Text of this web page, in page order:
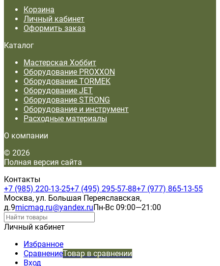
Корзина
Личный кабинет
Оформить заказ
Каталог
Мастерская Хоббит
Оборудование PROXXON
Оборудование TORMEK
Оборудование JET
Оборудование STRONG
Оборудование и инструмент
Расходные материалы
О компании
© 2026
Полная версия сайта
Контакты
+7 (985) 220-13-25+7 (495) 295-57-88+7 (977) 865-13-55
Москва, ул. Большая Переяславская,
д.9micmag.ru@yandex.ruПн-Вс 09:00—21:00
Личный кабинет
Избранное
СравнениеТовар в сравнении
Вход